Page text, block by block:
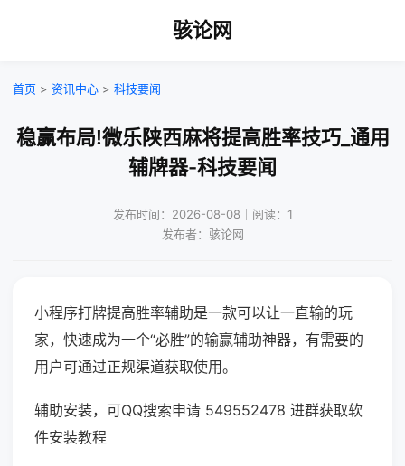
骇论网
首页 > 资讯中心 > 科技要闻
稳赢布局!微乐陕西麻将提高胜率技巧_通用
辅牌器-科技要闻
发布时间：2026-08-08｜阅读：1
发布者：骇论网
小程序打牌提高胜率辅助是一款可以让一直输的玩
家，快速成为一个“必胜”的输赢辅助神器，有需要的
用户可通过正规渠道获取使用。
辅助安装，可QQ搜索申请 549552478 进群获取软
件安装教程